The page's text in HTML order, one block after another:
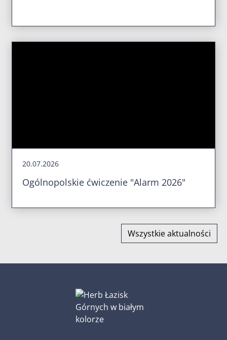
20.07.2026
Ogólnopolskie ćwiczenie "Alarm 2026"
Wszystkie aktualności